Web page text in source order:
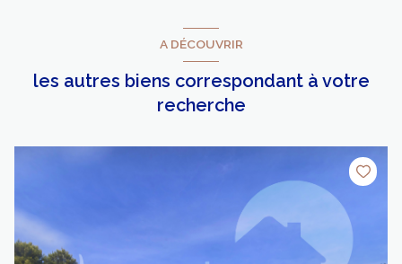
A DÉCOUVRIR
les autres biens correspondant à votre
recherche